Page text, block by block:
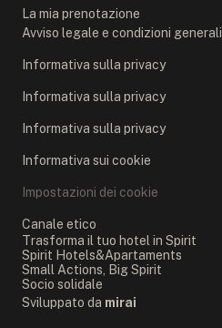
La mia prenotazione
Avviso legale e condizioni generali
Informativa sulla privacy
Informativa sulla privacy
Informativa sulla privacy
Informativa sui cookie
Impostazioni dei cookie
Canale etico
Trasforma il tuo hotel in Spirit
Spirit Hotels&Apartaments
Small Actions, Big Spirit
Socio solidale
Sviluppato da mirai